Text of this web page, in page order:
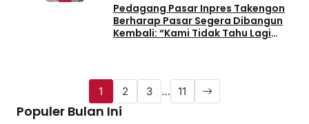
Pedagang Pasar Inpres Takengon
Berharap Pasar Segera Dibangun
Kembali: “Kami Tidak Tahu Lagi
1 2 3 … 11
Populer Bulan Ini